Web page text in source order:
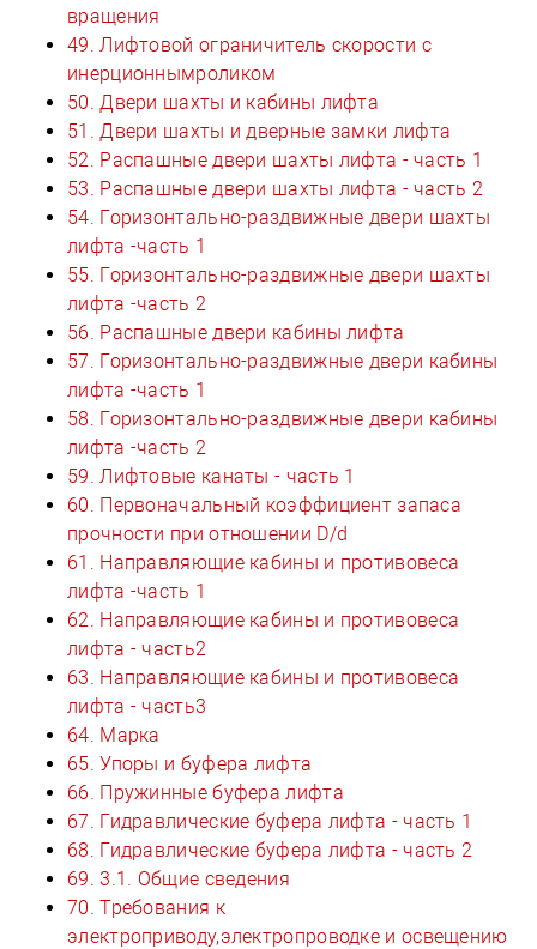
вращения
49. Лифтовой ограничитель скорости с
инерционнымроликом
50. Двери шахты и кабины лифта
51. Двери шахты и дверные замки лифта
52. Распашные двери шахты лифта - часть 1
53. Распашные двери шахты лифта - часть 2
54. Горизонтально-раздвижные двери шахты
лифта -часть 1
55. Горизонтально-раздвижные двери шахты
лифта -часть 2
56. Распашные двери кабины лифта
57. Горизонтально-раздвижные двери кабины
лифта -часть 1
58. Горизонтально-раздвижные двери кабины
лифта -часть 2
59. Лифтовые канаты - часть 1
60. Первоначальный коэффициент запаса
прочности при отношении D/d
61. Направляющие кабины и противовеса
лифта -часть 1
62. Направляющие кабины и противовеса
лифта - часть2
63. Направляющие кабины и противовеса
лифта - часть3
64. Марка
65. Упоры и буфера лифта
66. Пружинные буфера лифта
67. Гидравлические буфера лифта - часть 1
68. Гидравлические буфера лифта - часть 2
69. 3.1. Общие сведения
70. Требования к
электроприводу,электропроводке и освещению